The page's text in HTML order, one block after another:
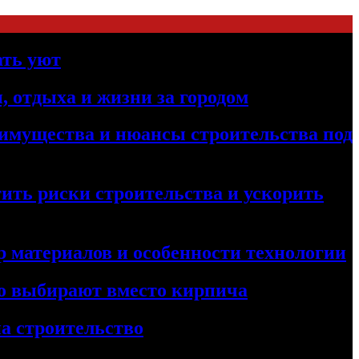
уют
отдыха и жизни за городом
и нюансы строительства под
риски строительства и ускорить
и особенности технологии
выбирают вместо кирпича
строительство